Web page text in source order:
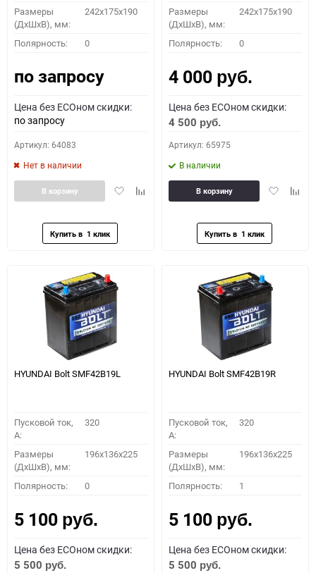
ПОДОБРАТЬ
Как определить полярность?
0 - обратная 1 - прямая 3 - обратная 4 - прямая
Размеры
(ДхШхВ), мм:
242x175x190
Полярность: 0
по запросу
Цена без ECOном скидки:
по запросу
Артикул: 64083
Нет в наличии
ДобавитьДобавить
В корзину
Размеры
(ДхШхВ), мм:
242x175x190
Полярность: 0
4 000 руб.
Цена без ECOном скидки:
4 500 руб.
Артикул: 65975
В наличии
Добавить
В корзину
HYUNDAI Bolt SMF42B19L
Пусковой ток,
A:
320
Размеры
(ДхШхВ), мм:
196х136х225
Полярность: 0
5 100 руб.
Цена без ECOном скидки:
5 500 руб.
HYUNDAI Bolt SMF42B19R
Пусковой ток,
A:
320
Размеры
(ДхШхВ), мм:
196х136х225
Полярность: 1
5 100 руб.
Цена без ECOном скидки:
5 500 руб.